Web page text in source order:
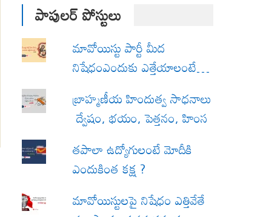
పాపులర్ పోస్టులు
మావోయిస్టు పార్టీ మీద
నిషేధంఎందుకు ఎత్తేయాలంటే…
బ్రాహ్మణీయ హిందుత్వ సాధనాలు
ద్వేషం, భయం, పెత్తనం, హింస
త‌పాలా ఉద్యోగులంటే మోదీకి
ఎందుకింత కక్ష ?
మావోయిస్టులపై నిషేధం ఎత్తివేతే